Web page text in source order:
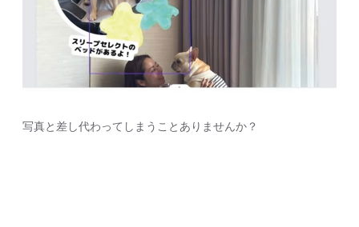
写真と差し代わってしまうことありませんか？